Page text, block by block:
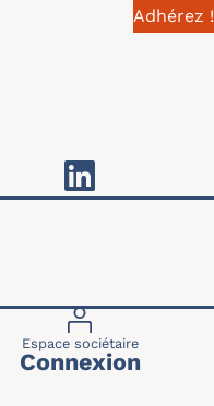
Adhérez !
du
Espace sociétaire
Connexion